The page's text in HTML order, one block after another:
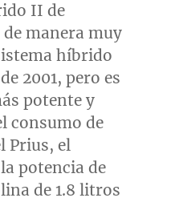
II de
manera muy
híbrido
2001, pero es
potente y
consumo de
Prius, el
potencia de
de 1.8 litros